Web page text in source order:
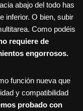
abajo del todo has
inferior. O bien, subir
Como podéis
requiere de
engorrosos.
función nueva que
y compatibilidad
probado con